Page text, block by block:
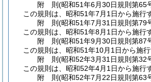
附 則(昭和51年6月30日規則第65
この規則は、昭和51年7月1日から施行
附 則(昭和51年7月31日規則第79
この規則は、昭和51年8月1日から施行
附 則(昭和51年9月30日規則第87
この規則は、昭和51年10月1日から施行
附 則(昭和52年3月31日規則第32
この規則は、昭和52年4月1日から施行
附 則(昭和52年7月22日規則第63